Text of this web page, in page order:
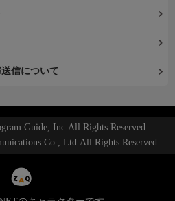
信について
Guide, Inc.All Rights Reserved.
Co., Ltd.All Rights Reserved.